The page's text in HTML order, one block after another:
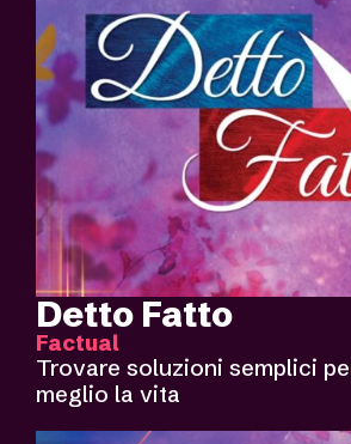
Detto Fatto
Factual
Trovare soluzioni semplici
meglio la vita